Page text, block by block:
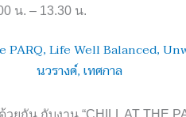
น. – 13.30 น.